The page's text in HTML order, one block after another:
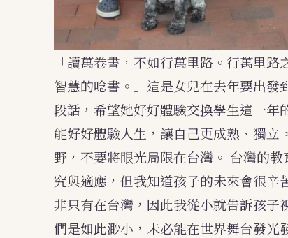
「讀萬卷書，不如行萬里路。行萬里
智慧的唸書。」這是女兒在去年要出發
段話，希望她好好體驗交換學生這一年
能好好體驗人生，讓自己更成熟、獨立
野，不要將眼光局限在台灣。 台灣的教
究與適應，但我知道孩子的未來會很辛
非只有在台灣，因此我從小就告訴孩子
們是如此渺小，未必能在世界舞台發光